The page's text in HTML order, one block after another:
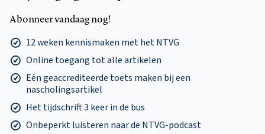
Abonneer vandaag nog!
12 weken kennismaken met het NTVG
Online toegang tot alle artikelen
Eén geaccrediteerde toets maken bij een
nascholingsartikel
Het tijdschrift 3 keer in de bus
Onbeperkt luisteren naar de NTVG-podcast